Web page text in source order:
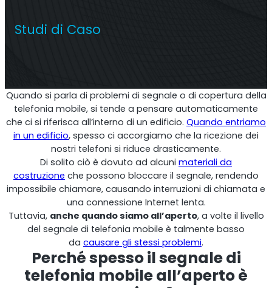
Ripetitore OS6
Operatore singolo. Ripetitore commerciale
Studi di Caso
Quando si parla di problemi di segnale o di copertura della
telefonia mobile, si tende a pensare automaticamente
che ci si riferisca all’interno di un edificio. Quando entriamo
in un edificio, spesso ci accorgiamo che la ricezione dei
nostri telefoni si riduce drasticamente.
Di solito ciò è dovuto ad alcuni materiali da
costruzione che possono bloccare il segnale, rendendo
impossibile chiamare, causando interruzioni di chiamata e
una connessione Internet lenta.
Tuttavia, anche quando siamo all’aperto, a volte il livello
del segnale di telefonia mobile è talmente basso
da causare gli stessi problemi.
Perché spesso il segnale di
telefonia mobile all’aperto è